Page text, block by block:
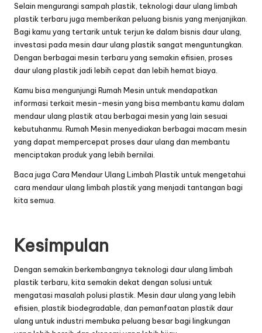
Selain mengurangi sampah plastik, teknologi daur ulang limbah
plastik terbaru juga memberikan peluang bisnis yang menjanjikan.
Bagi kamu yang tertarik untuk terjun ke dalam bisnis daur ulang,
investasi pada mesin daur ulang plastik sangat menguntungkan.
Dengan berbagai mesin terbaru yang semakin efisien, proses
daur ulang plastik jadi lebih cepat dan lebih hemat biaya.
Kamu bisa mengunjungi Rumah Mesin untuk mendapatkan
informasi terkait mesin-mesin yang bisa membantu kamu dalam
mendaur ulang plastik atau berbagai mesin yang lain sesuai
kebutuhanmu. Rumah Mesin menyediakan berbagai macam mesin
yang dapat mempercepat proses daur ulang dan membantu
menciptakan produk yang lebih bernilai.
Baca juga Cara Mendaur Ulang Limbah Plastik untuk mengetahui
cara mendaur ulang limbah plastik yang menjadi tantangan bagi
kita semua.
Kesimpulan
Dengan semakin berkembangnya teknologi daur ulang limbah
plastik terbaru, kita semakin dekat dengan solusi untuk
mengatasi masalah polusi plastik. Mesin daur ulang yang lebih
efisien, plastik biodegradable, dan pemanfaatan plastik daur
ulang untuk industri membuka peluang besar bagi lingkungan